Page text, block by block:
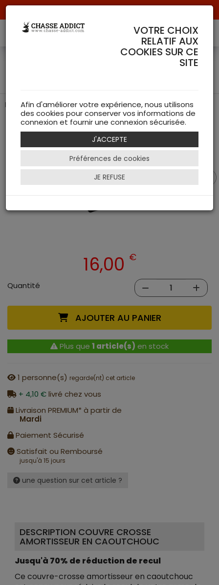
Couvre crosse amortisseur
Réduisez le recul de votre arme de chasse
16,00 €
Quantité
AJOUTER AU PANIER
Plus que 1 article(s) en stock
1 personne(s) regarde(nt) cet article
+ 4,10 €livré chez vous
Livraison PREMIUM* à partir de
Mardi
Paiement Sécurisé
Satisfait ou Remboursé
jusqu'à 15 jours
une question sur cet article ?
DESCRIPTION COUVRE CROSSE
AMORTISSEUR EN CAOUTCHOUC
Jusqu'à 70% de réduction de recul
Ce couvre-crosse amortisseur en caoutchouc
VOTRE CHOIX
RELATIF AUX
COOKIES SUR CE
SITE
Afin d'améliorer votre expérience, nous utilisons
des cookies pour conserver vos informations de
connexion et fournir une connexion sécurisée.
J'ACCEPTE
Préférences de cookies
JE REFUSE